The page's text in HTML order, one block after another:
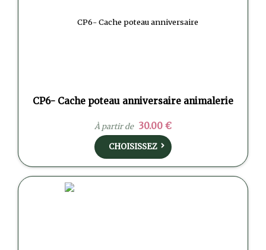
CP6- Cache poteau anniversaire animalerie
À partir de 30.00 €
CHOISISSEZ